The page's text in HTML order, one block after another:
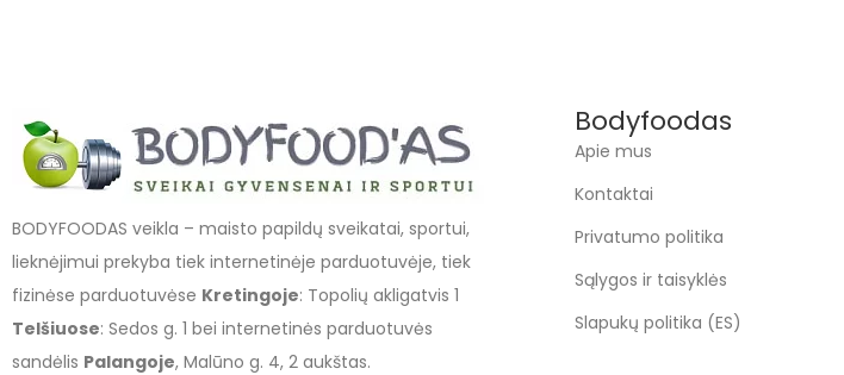
BODYFOODAS veikla – maisto papildų sveikatai, sportui,
lieknėjimui prekyba tiek internetinėje parduotuvėje, tiek
fizinėse parduotuvėse Kretingoje: Topolių akligatvis 1
Telšiuose: Sedos g. 1 bei internetinės parduotuvės
sandėlis Palangoje, Malūno g. 4, 2 aukštas.
Bodyfoodas
Apie mus
Kontaktai
Privatumo politika
Sąlygos ir taisyklės
Slapukų politika (ES)